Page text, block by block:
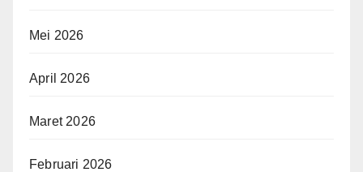
Mei 2026
April 2026
Maret 2026
Februari 2026